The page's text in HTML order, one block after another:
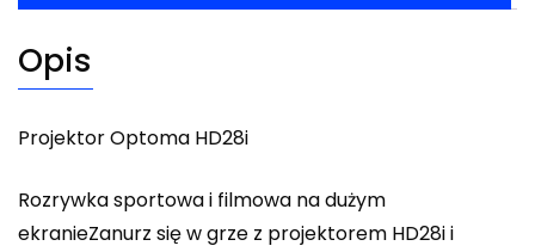
Opis
Projektor Optoma HD28i
Rozrywka sportowa i filmowa na dużym
ekranieZanurz się w grze z projektorem HD28i i